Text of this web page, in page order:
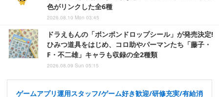
色がリンクした全6種
2026.08.10 Mon 03:45
ドラえもんの「ボンボンドロップシール」が発売決定!
ひみつ道具をはじめ、コロ助やパーマンたち「藤子・
F・不二雄」キャラも収録の全2種類
2026.08.09 Sun 05:15
ゲームアプリ運用スタッフ/ゲーム好き歓迎/研修充実/有給消